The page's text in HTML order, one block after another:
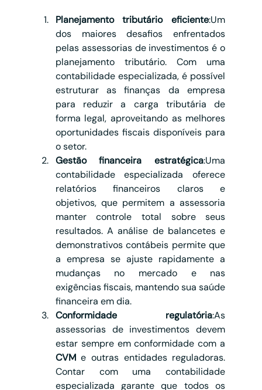
Planejamento tributário eficiente:Um
dos maiores desafios enfrentados
pelas assessorias de investimentos é o
planejamento tributário. Com uma
contabilidade especializada, é possível
estruturar as finanças da empresa
para reduzir a carga tributária de
forma legal, aproveitando as melhores
oportunidades fiscais disponíveis para
o setor.
Gestão financeira estratégica:Uma
contabilidade especializada oferece
relatórios financeiros claros e
objetivos, que permitem a assessoria
manter controle total sobre seus
resultados. A análise de balancetes e
demonstrativos contábeis permite que
a empresa se ajuste rapidamente a
mudanças no mercado e nas
exigências fiscais, mantendo sua saúde
financeira em dia.
Conformidade regulatória:As
assessorias de investimentos devem
CVM e outras entidades reguladoras.
Contar com uma contabilidade
especializada garante que todos os